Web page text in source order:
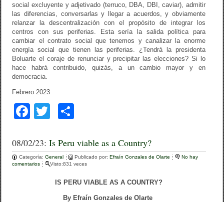
social excluyente y adjetivado (terruco, DBA, DBI, caviar), admitir
las diferencias, conversarlas y llegar a acuerdos, y obviamente
relanzar la descentralización con el propósito de integrar los
centros con sus periferias. Esta sería la salida política para
cambiar el contrato social que tenemos y canalizar la enorme
energía social que tienen las periferias. ¿Tendrá la presidenta
Boluarte el coraje de renunciar y precipitar las elecciones? Si lo
hace habrá contribuido, quizás, a un cambio mayor y en
democracia.
Febrero 2023
F
c
e
T
tt
er
m
p
ar
tir
08/02/23:Is Peru viable as a Country?
Categoría:General Publicado por:Efraín Gonzales de Olarte
No hay
comentarios
Visto:831 veces
IS PERU VIABLE AS A COUNTRY?
By Efraín Gonzales de Olarte